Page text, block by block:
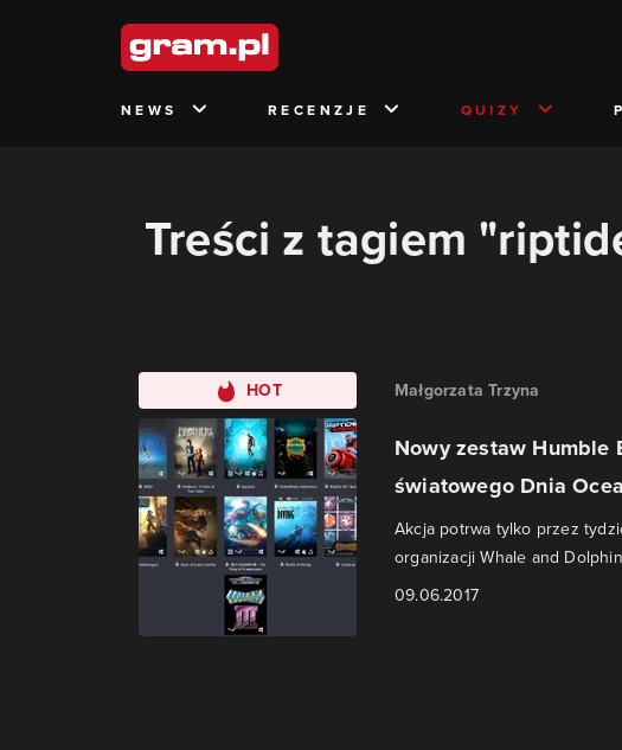
NEWS RECENZJE QUIZY
Treści z tagiem
HOT Małgorzata Trzyna
Nowy zestaw Humble
światowego Dnia
Akcja potrwa tylko przez
organizacji Whale and
09.06.2017